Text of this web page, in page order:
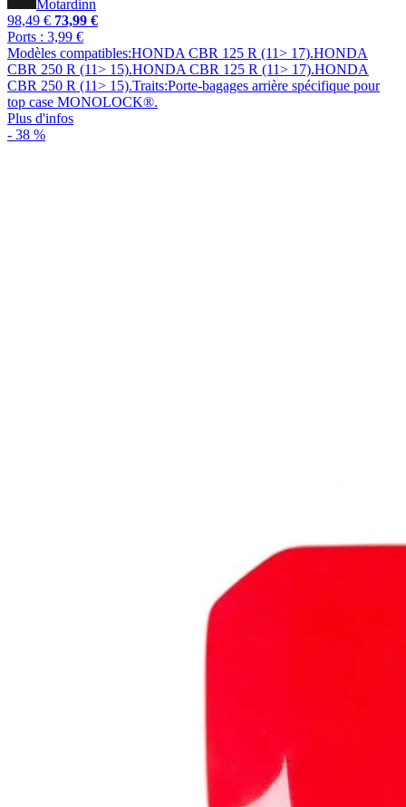
Motardinn
98,49 € 73,99 €
Ports : 3,99 €
Modèles compatibles:HONDA CBR 125 R (11> 17).HONDA
CBR 250 R (11> 15).HONDA CBR 125 R (11> 17).HONDA
CBR 250 R (11> 15).Traits:Porte-bagages arrière spécifique pour
top case MONOLOCK®.
Plus d'infos
- 38 %